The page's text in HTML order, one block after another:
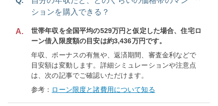
ションを購入できる？
A.
世帯年収を全国平均の529万円と仮定した場合、住宅ロ
ーン借入限度額の目安は約3,436万円です。
年収、ボーナスの有無や、返済期間、審査金利などで
目安額は変動します。詳細シミュレーションや注意点
は、次の記事でご確認いただけます。
参考： ローン限度と諸費用について知る